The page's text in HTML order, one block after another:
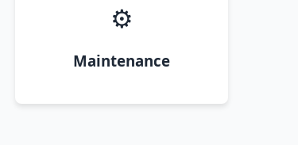
⚙️
Maintenance